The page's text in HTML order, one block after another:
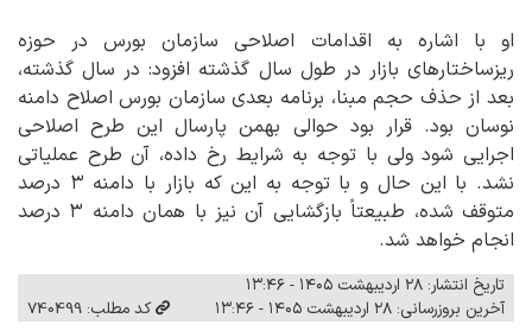
او با اشاره به اقدامات اصلاحی سازمان بورس در حوزه
ریزساختارهای بازار در طول سال گذشته افزود: در سال گذشته،
بعد از حذف حجم مبنا، برنامه بعدی سازمان بورس اصلاح دامنه
نوسان بود. قرار بود حوالی بهمن‌ پارسال این طرح اصلاحی
اجرایی شود ولی با توجه به شرایط رخ داده، آن طرح عملیاتی
نشد. با این حال و با توجه به این که بازار با دامنه ۳ درصد
متوقف شده، طبیعتاً بازگشایی آن نیز با همان دامنه ۳ درصد
انجام خواهد شد.
تاریخ انتشار: ۲۸ اردیبهشت ۱۴۰۵ - ۱۳:۴۶
آخرین بروزرسانی: ۲۸ اردیبهشت ۱۴۰۵ - ۱۳:۴۶
کد مطلب: 740499